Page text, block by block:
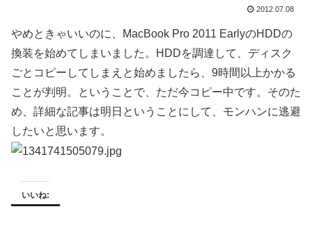
2012.07.08
やめときゃいいのに、MacBook Pro 2011 EarlyのHDDの
換装を始めてしまいました。HDDを調達して、ディスク
ごとコピーしてしまえと始めましたら、9時間以上かかる
ことが判明。ということで、ただ今コピー中です。そのた
め、詳細な記事は明日ということにして、モンハンに逃避
したいと思います。
いいね: